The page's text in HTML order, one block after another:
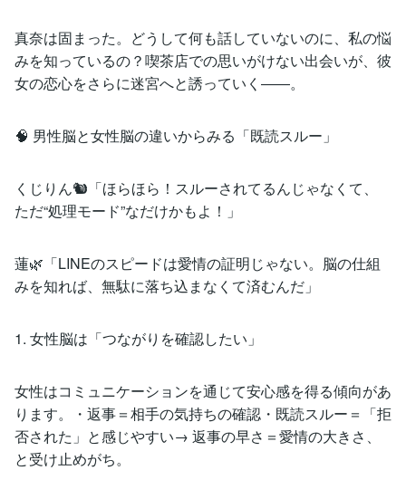
真奈は固まった。どうして何も話していないのに、私の悩
みを知っているの？喫茶店での思いがけない出会いが、彼
女の恋心をさらに迷宮へと誘っていく――。
🧠 男性脳と女性脳の違いからみる「既読スルー」
くじりん🐿「ほらほら！スルーされてるんじゃなくて、
ただ“処理モード”なだけかもよ！」
蓮🌿「LINEのスピードは愛情の証明じゃない。脳の仕組
みを知れば、無駄に落ち込まなくて済むんだ」
1. 女性脳は「つながりを確認したい」
女性はコミュニケーションを通じて安心感を得る傾向があ
ります。・返事＝相手の気持ちの確認・既読スルー＝「拒
否された」と感じやすい→ 返事の早さ＝愛情の大きさ、
と受け止めがち。